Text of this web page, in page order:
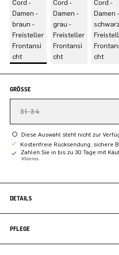
GRÖSSE
31-34
Diese Auswahl steht nicht zur
Kostenfreie Rücksendung, sichere
Zahlen Sie in bis zu 30 Tage mit
DETAILS
PFLEGE